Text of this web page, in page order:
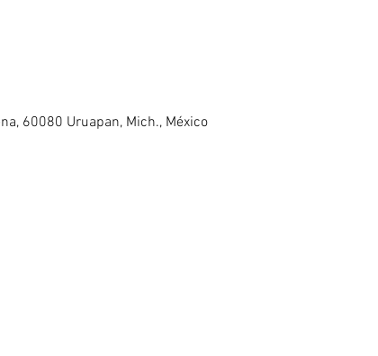
60080 Uruapan, Mich., México